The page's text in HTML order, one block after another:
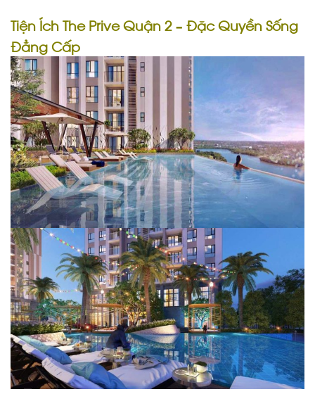
Tiện Ích The Prive Quận 2 – Đặc Quyền Sống
Đẳng Cấp